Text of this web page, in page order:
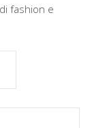
fashion e